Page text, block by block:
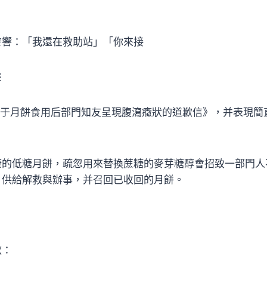
響：「我還在救助站」「你來接
月餅食用后部門知友呈現腹瀉癥狀的道歉信》，并表現簡
低糖月餅，疏忽用來替換蔗糖的麥芽糖醇會招致一部門人
給解救與辦事，并召回已收回的月餅。